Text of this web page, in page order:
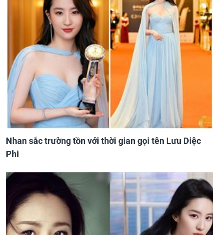
Nhan sắc trường tồn với thời gian gọi tên Lưu Diệc
Phi